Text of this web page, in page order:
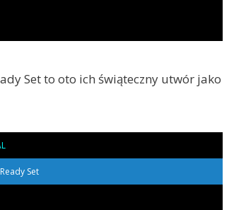
Set to oto ich świąteczny utwór jako
Set